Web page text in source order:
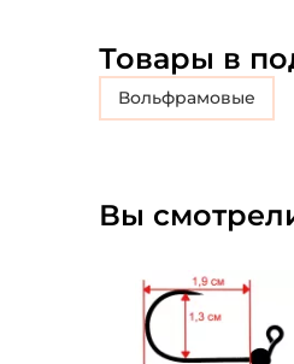
Товары в
Вольфрамовые
Вы